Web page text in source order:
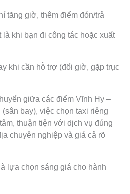
tăng giờ, thêm điểm đón/trả
là khi bạn đi công tác hoặc xuất
khi cần hỗ trợ (đổi giờ, gặp trục
giữa các điểm Vĩnh Hy –
bay), việc chọn taxi riêng
thuận tiện với dịch vụ đúng
chuyên nghiệp và giá cả rõ
lựa chọn sáng giá cho hành